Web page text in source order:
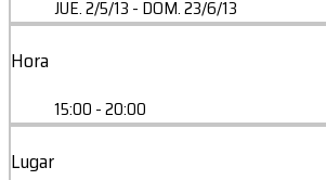
JUE. 2/5/13 - DOM. 23/6/13
Hora
15:00 - 20:00
Lugar